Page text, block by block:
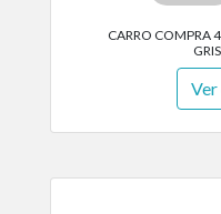
CARRO COMPRA